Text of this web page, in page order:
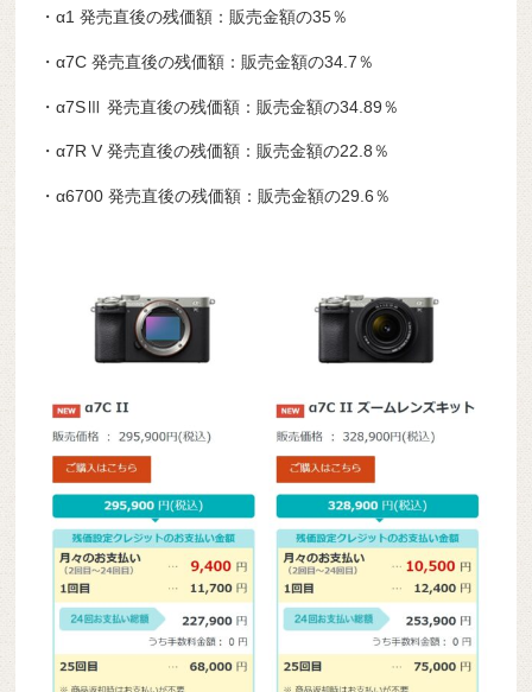
・α1 発売直後の残価額：販売金額の35％
・α7C 発売直後の残価額：販売金額の34.7％
・α7SⅢ 発売直後の残価額：販売金額の34.89％
・α7R V 発売直後の残価額：販売金額の22.8％
・α6700 発売直後の残価額：販売金額の29.6％